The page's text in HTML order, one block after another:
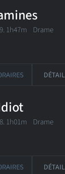
1h47m Drame
1h01m Drame